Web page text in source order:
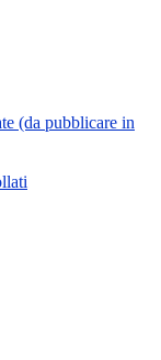
(da pubblicare in